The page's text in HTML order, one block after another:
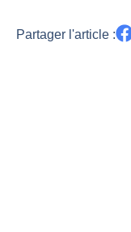
Partager l'article :